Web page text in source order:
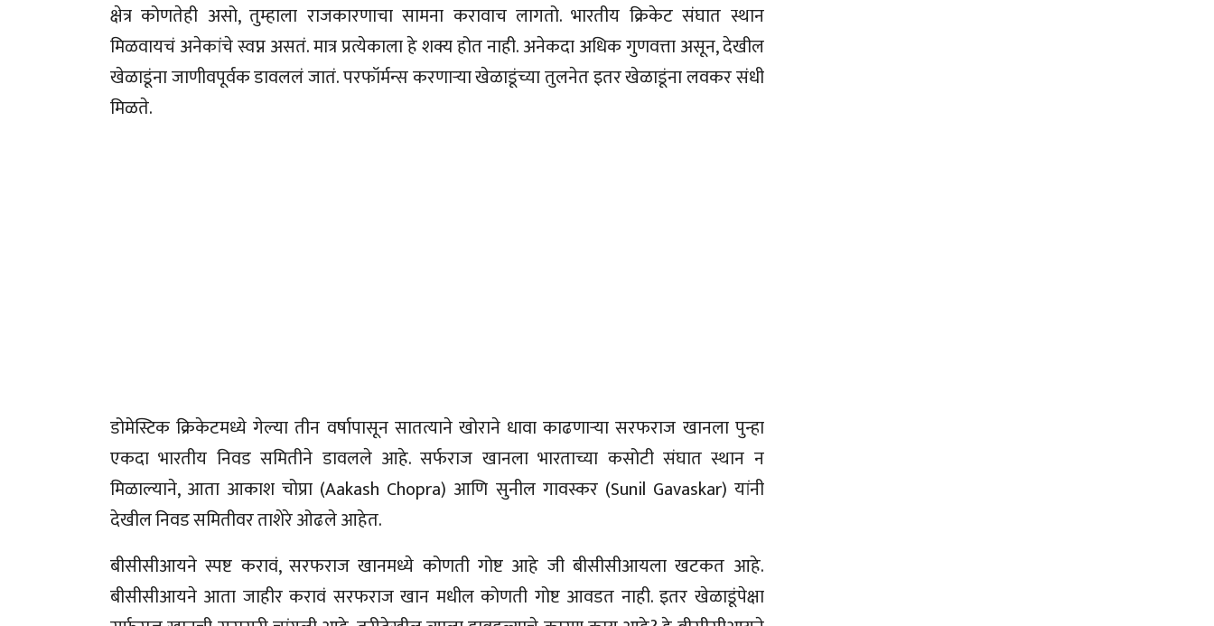
क्षेत्र कोणतेही असो, तुम्हाला राजकारणाचा सामना करावाच लागतो. भारतीय क्रिकेट संघात स्थान
मिळवायचं अनेकांचे स्वप्न असतं. मात्र प्रत्येकाला हे शक्य होत नाही. अनेकदा अधिक गुणवत्ता असून, देखील
खेळाडूंना जाणीवपूर्वक डावललं जातं. परफॉर्मन्स करणाऱ्या खेळाडूंच्या तुलनेत इतर खेळाडूंना लवकर संधी
मिळते.
डोमेस्टिक क्रिकेटमध्ये गेल्या तीन वर्षापासून सातत्याने खोराने धावा काढणाऱ्या सरफराज खानला पुन्हा
एकदा भारतीय निवड समितीने डावलले आहे. सर्फराज खानला भारताच्या कसोटी संघात स्थान न
मिळाल्याने, आता आकाश चोप्रा (Aakash Chopra) आणि सुनील गावस्कर (Sunil Gavaskar) यांनी
देखील निवड समितीवर ताशेरे ओढले आहेत.
बीसीसीआयने स्पष्ट करावं, सरफराज खानमध्ये कोणती गोष्ट आहे जी बीसीसीआयला खटकत आहे.
बीसीसीआयने आता जाहीर करावं सरफराज खान मधील कोणती गोष्ट आवडत नाही. इतर खेळाडूंपेक्षा